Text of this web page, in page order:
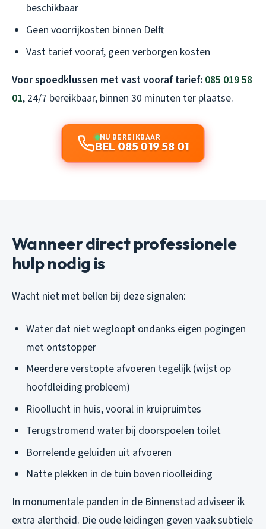
beschikbaar
Geen voorrijkosten binnen Delft
Vast tarief vooraf, geen verborgen kosten
Voor spoedklussen met vast vooraf tarief: 085 019 58
01, 24/7 bereikbaar, binnen 30 minuten ter plaatse.
NU BEREIKBAAR
BEL 085 019 58 01
Wanneer direct professionele
hulp nodig is
Wacht niet met bellen bij deze signalen:
Water dat niet wegloopt ondanks eigen pogingen
met ontstopper
Meerdere verstopte afvoeren tegelijk (wijst op
hoofdleiding probleem)
Rioollucht in huis, vooral in kruipruimtes
Terugstromend water bij doorspoelen toilet
Borrelende geluiden uit afvoeren
Natte plekken in de tuin boven rioolleiding
In monumentale panden in de Binnenstad adviseer ik
extra alertheid. Die oude leidingen geven vaak subtiele